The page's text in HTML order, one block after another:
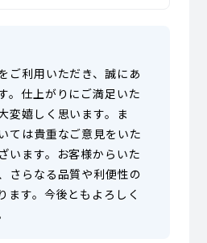
ご利用いただき、誠にあ
。仕上がりにご満足いた
変嬉しく思います。ま
ては貴重なご意見をいた
います。お客様からいた
さらなる品質や利便性の
ます。今後ともよろしく